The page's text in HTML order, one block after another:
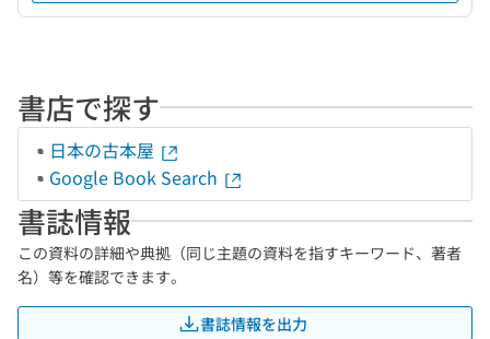
書店で探す
日本の古本屋
Google Book Search
書誌情報
この資料の詳細や典拠（同じ主題の資料を指すキーワード、著者
名）等を確認できます。
書誌情報を出力